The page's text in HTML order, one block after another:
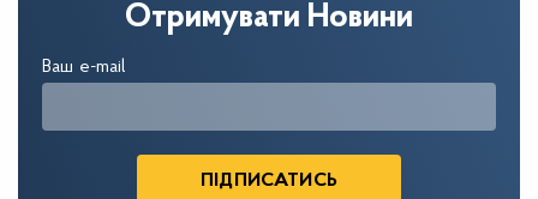
Отримувати Новини
Ваш e-mail